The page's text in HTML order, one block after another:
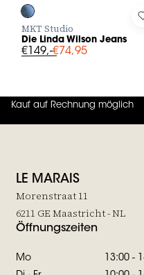
in to add Die Linda
MKT Studio
Die Linda Wilson Jeans
€149,-€74,95
Kauf auf Rechnung möglich
4.7 von 5 (130
LE MARAIS
Morenstraat 11
6211 GE Maastricht - NL
Öffnungszeiten
Mo
13:00 -